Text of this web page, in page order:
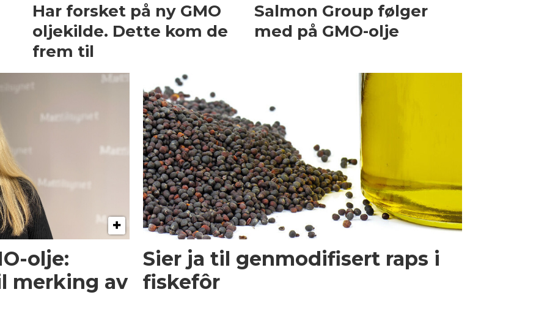
Har forsket på ny GMO
oljekilde. Dette kom de
frem til
Salmon Group følger
med på GMO-olje
olje:
merking av
Sier ja til genmodifisert raps i
fiskefôr